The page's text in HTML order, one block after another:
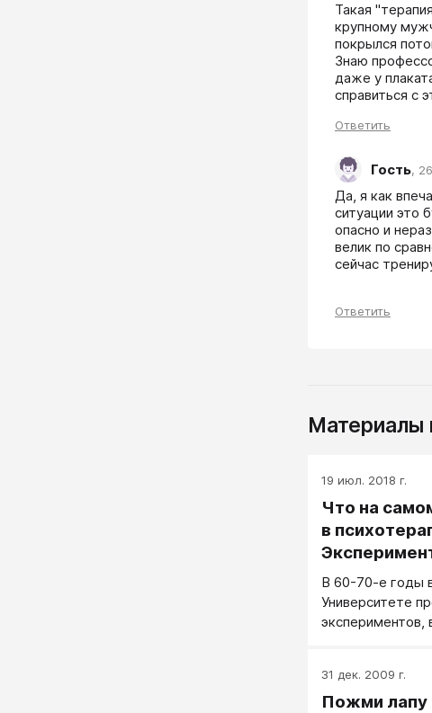
Такая
крупному
покрылся
Знаю
даже у
справиться с
Ответить
Гость,
Да, я как
ситуации это
опасно и
велик по
сейчас
Ответить
Материалы
19 июл. 2018 г.
Что на
в
В 60-70-е годы
Университете
экспериментов,
другие факторы.
31 дек. 2009 г.
Пожми лапу